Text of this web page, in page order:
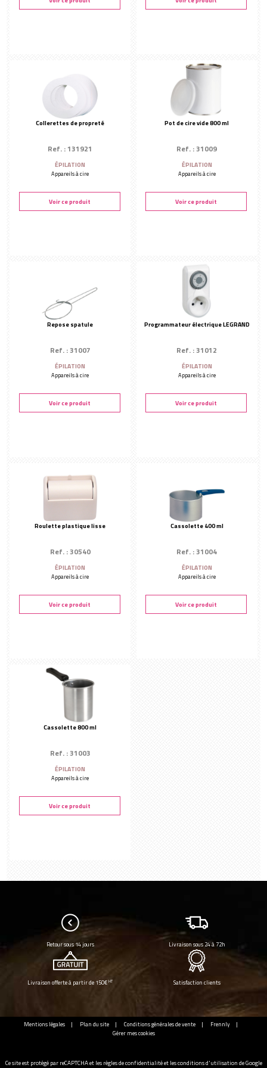
Bandes d'épilation
Soins après épilation
AUTRES MARQUES
Rubis Switzerland
Collerettes de propreté
Ref. : 131921
ÉPILATION
Appareils à cire
Voir ce produit
Pot de cire vide 800 ml
Ref. : 31009
ÉPILATION
Appareils à cire
Voir ce produit
Repose spatule
Ref. : 31007
ÉPILATION
Appareils à cire
Voir ce produit
Programmateur électrique LEGRAND
Ref. : 31012
ÉPILATION
Appareils à cire
Voir ce produit
Roulette plastique lisse
Ref. : 30540
ÉPILATION
Appareils à cire
Voir ce produit
Cassolette 400 ml
Ref. : 31004
ÉPILATION
Appareils à cire
Voir ce produit
Cassolette 800 ml
Ref. : 31003
ÉPILATION
Appareils à cire
Voir ce produit
Retour sous 14 jours Livraison sous 24 à 72h
Livraison offerte à partir de 150€HT Satisfaction clients
Mentions légales Plan du site Conditions générales de vente
Frennly
Gérer mes cookies
Ce site est protégé par reCAPTCHA et les règles de confidentialitéet lesconditions d'utilisation de Google